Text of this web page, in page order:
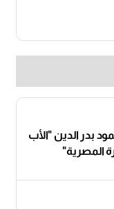
بدر الدين "الأب
المصرية"